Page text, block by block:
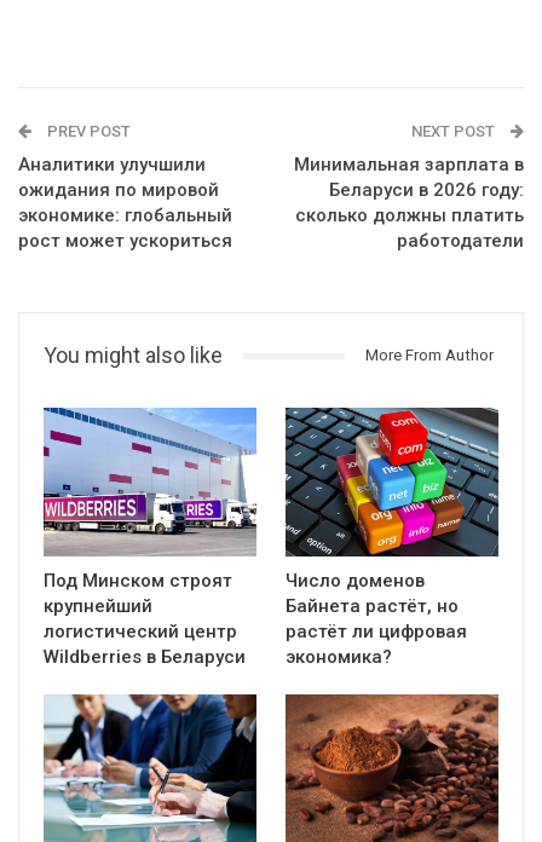
PREV POST
Аналитики улучшили
ожидания по мировой
экономике: глобальный
рост может ускориться
NEXT POST
Минимальная зарплата в
Беларуси в 2026 году:
сколько должны платить
работодатели
You might also like More From Author
Под Минском строят
крупнейший
логистический центр
Wildberries в Беларуси
Число доменов
Байнета растёт, но
растёт ли цифровая
экономика?